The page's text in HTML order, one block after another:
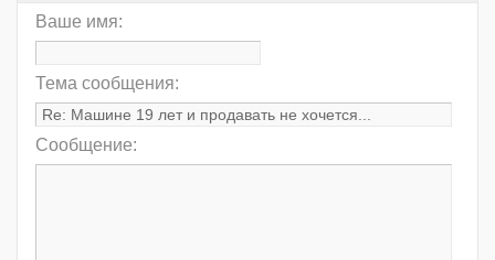
Ваше имя:
Тема сообщения:
Сообщение: